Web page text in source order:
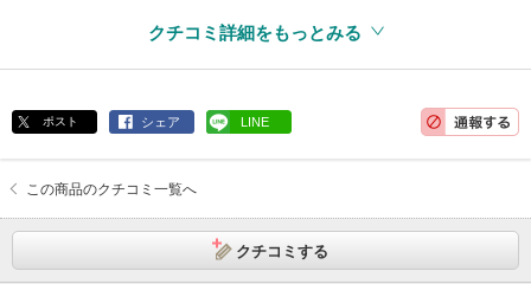
クチコミ詳細をもっとみる
ポスト シェア LINE
この商品のクチコミ一覧へ
クチコミする